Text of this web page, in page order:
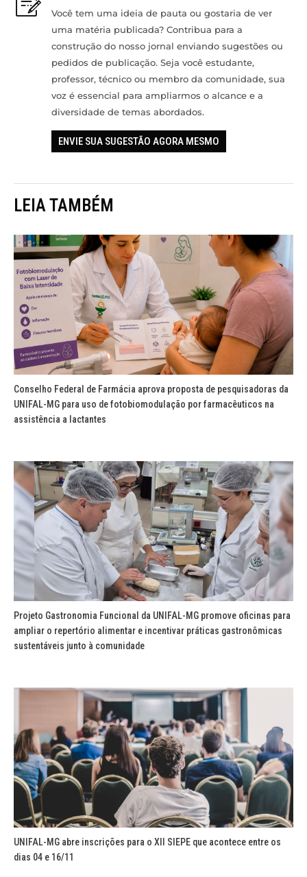
Você tem uma ideia de pauta ou gostaria de ver
uma matéria publicada? Contribua para a
construção do nosso jornal enviando sugestões ou
pedidos de publicação. Seja você estudante,
professor, técnico ou membro da comunidade, sua
voz é essencial para ampliarmos o alcance e a
diversidade de temas abordados.
ENVIE SUA SUGESTÃO AGORA MESMO
LEIA TAMBÉM
Conselho Federal de Farmácia aprova proposta de pesquisadoras da
UNIFAL-MG para uso de fotobiomodulação por farmacêuticos na
assistência a lactantes
Projeto Gastronomia Funcional da UNIFAL-MG promove oficinas para
ampliar o repertório alimentar e incentivar práticas gastronômicas
sustentáveis junto à comunidade
UNIFAL-MG abre inscrições para o XII SIEPE que acontece entre os
dias 04 e 16/11